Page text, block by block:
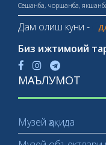
Сешанба, чоршанба,
Дам олиш куни -
Биз ижтимоий
МАЪЛУМОТ
Музей ҳақида